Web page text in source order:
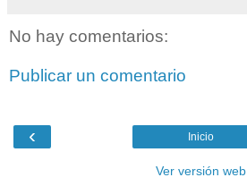
No hay comentarios:
Publicar un comentario
‹ Inicio
Ver versión web